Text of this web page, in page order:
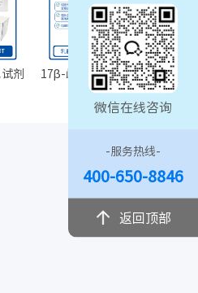
剂
17β-雌二醇缓释药片
微信在线咨询
-服务热线-
400-650-8846
返回顶部